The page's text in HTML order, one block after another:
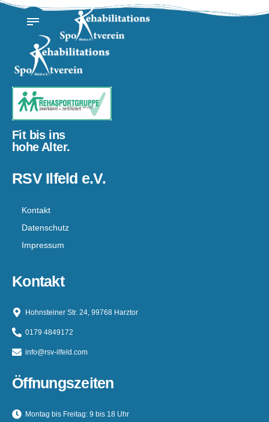
Fit bis ins
hohe Alter.
RSV Ilfeld e.V.
Kontakt
Datenschutz
Impressum
Kontakt
Hohnsteiner Str. 24, 99768 Harztor
0179 4849172
info@rsv-ilfeld.com
Öffnungszeiten
Montag bis Freitag: 9 bis 18 Uhr